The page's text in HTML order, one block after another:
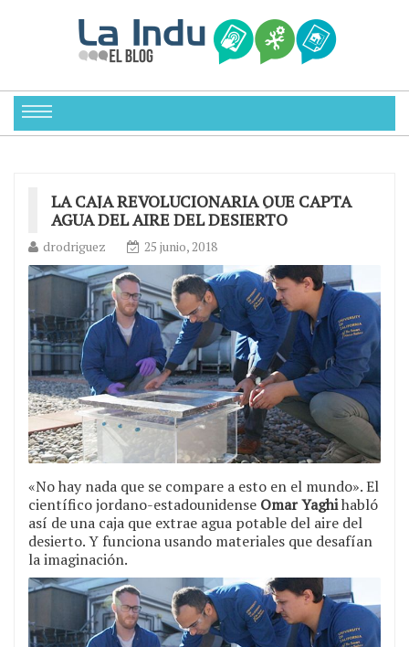
LA CAJA REVOLUCIONARIA QUE CAPTA
AGUA DEL AIRE DEL DESIERTO
drodriguez 25 junio, 2018
«No hay nada que se compare a esto en el mundo». El
científico jordano-estadounidense Omar Yaghihabló
así de una caja que extrae agua potable del aire del
desierto. Y funciona usando materiales que desafían
la imaginación.